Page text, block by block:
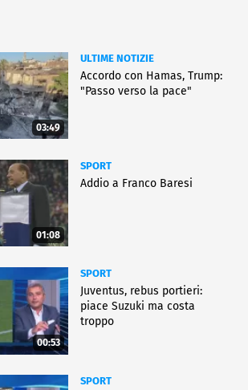
03:49
ULTIME NOTIZIE
Accordo con Hamas, Trump:
"Passo verso la pace"
01:08
SPORT
Addio a Franco Baresi
00:53
SPORT
Juventus, rebus portieri:
piace Suzuki ma costa
troppo
SPORT